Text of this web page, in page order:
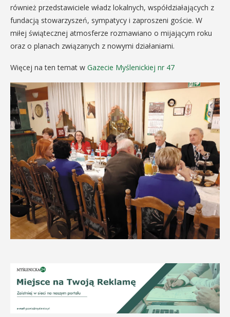
również przedstawiciele władz lokalnych, współdziałających z
fundacją stowarzyszeń, sympatycy i zaproszeni goście. W
miłej świątecznej atmosferze rozmawiano o mijającym roku
oraz o planach związanych z nowymi działaniami.
Więcej na ten temat w Gazecie Myślenickiej nr 47